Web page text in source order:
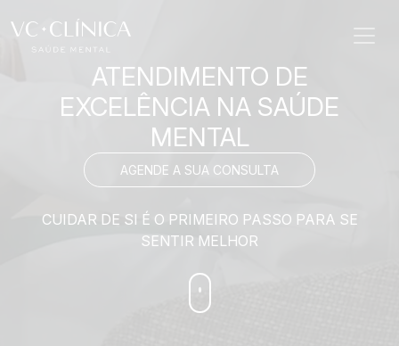
ATENDIMENTO DE
EXCELÊNCIA NA SAÚDE
MENTAL
AGENDE A SUA CONSULTA
CUIDAR DE SI É O PRIMEIRO PASSO PARA SE
SENTIR MELHOR